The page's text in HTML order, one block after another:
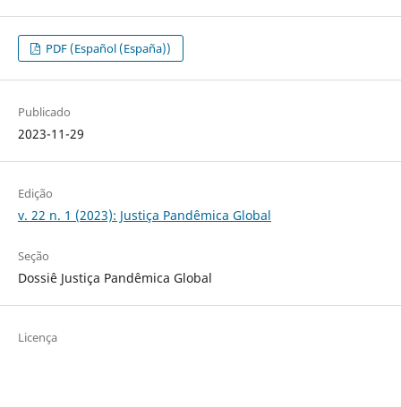
PDF (Español (España))
Publicado
2023-11-29
Edição
v. 22 n. 1 (2023): Justiça Pandêmica Global
Seção
Dossiê Justiça Pandêmica Global
Licença